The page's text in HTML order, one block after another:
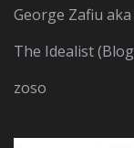
George Zafiu
The Idealist
zoso